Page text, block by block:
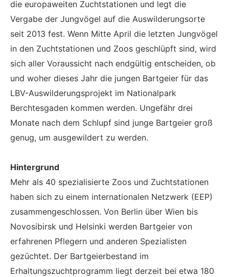
die europaweiten Zuchtstationen und legt die
Vergabe der Jungvögel auf die Auswilderungsorte
seit 2013 fest. Wenn Mitte April die letzten Jungvögel
in den Zuchtstationen und Zoos geschlüpft sind, wird
sich aller Voraussicht nach endgültig entscheiden, ob
und woher dieses Jahr die jungen Bartgeier für das
LBV-Auswilderungsprojekt im Nationalpark
Berchtesgaden kommen werden. Ungefähr drei
Monate nach dem Schlupf sind junge Bartgeier groß
genug, um ausgewildert zu werden.
Hintergrund
Mehr als 40 spezialisierte Zoos und Zuchtstationen
haben sich zu einem internationalen Netzwerk (EEP)
zusammengeschlossen. Von Berlin über Wien bis
Novosibirsk und Helsinki werden Bartgeier von
erfahrenen Pflegern und anderen Spezialisten
gezüchtet. Der Bartgeierbestand im
Erhaltungszuchtprogramm liegt derzeit bei etwa 180